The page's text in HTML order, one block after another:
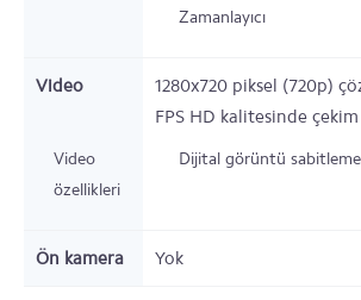
Zamanlayıcı
Video
1280x720 piksel (720p)
FPS HD kalitesinde çekim
Video
özellikleri
Dijital görüntü sabitleme
Ön kamera Yok